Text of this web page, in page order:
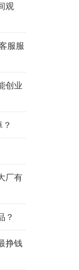
观
服服
创业
厂有
？
挣钱